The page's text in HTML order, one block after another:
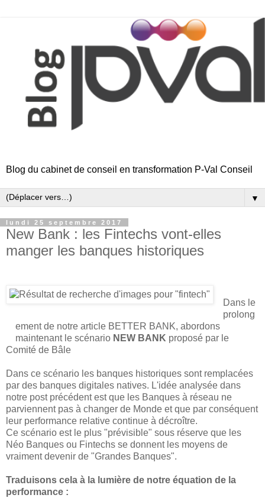
Blog du cabinet de conseil en transformation P-Val Conseil
▼
lundi 25 septembre 2017
New Bank : les Fintechs vont-elles
manger les banques historiques
Dans le
prolong
ement de notre article BETTER BANK, abordons
maintenant le scénario NEW BANK proposé par le
Comité de Bâle
Dans ce scénario les banques historiques sont remplacées
par des banques digitales natives. L'idée analysée dans
notre post précédent est que les Banques à réseau ne
parviennent pas à changer de Monde et que par conséquent
leur performance relative continue à décroître.
Ce scénario est le plus "prévisible" sous réserve que les
Néo Banques ou Fintechs se donnent les moyens de
vraiment devenir de "Grandes Banques".
Traduisons cela à la lumière de notre équation de la
performance :